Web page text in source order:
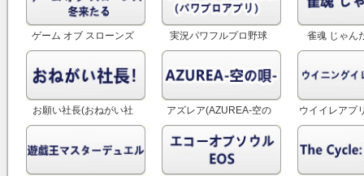
ゲーム オブ スローンズ
実況パワフルプロ野球
（パワプロアプリ） RMT
雀魂 じゃん
お願い社長(おねがい社
アズレア(AZUREA-空の
ウイイレアプ